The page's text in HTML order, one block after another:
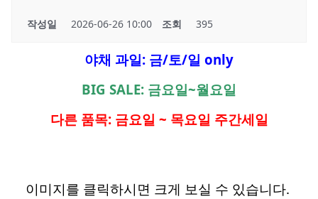
작성일 2026-06-26 10:00 조회 395
야채 과일: 금/토/일 only
BIG SALE: 금요일~월요일
다른 품목: 금요일 ~ 목요일 주간세일
이미지를 클릭하시면 크게 보실 수 있습니다.